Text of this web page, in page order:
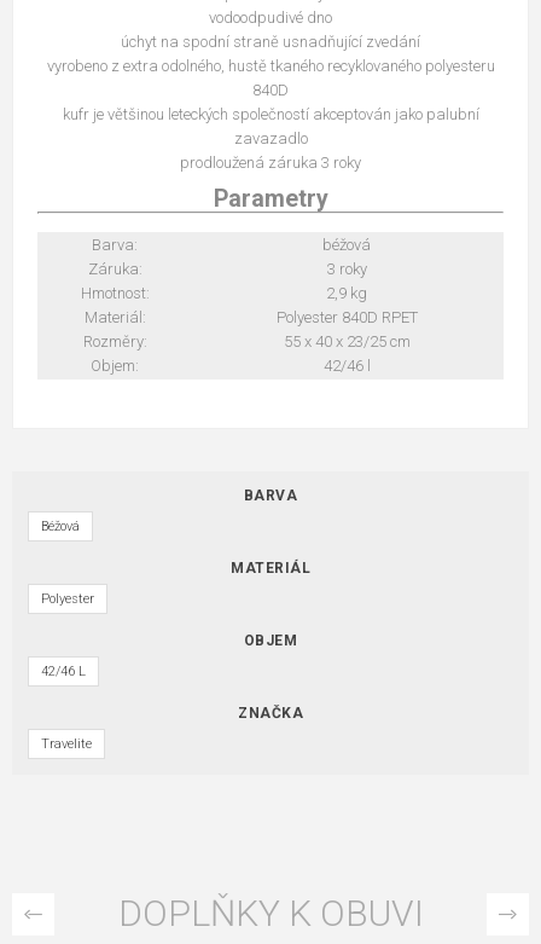
vodoodpudivé dno
úchyt na spodní straně usnadňující zvedání
vyrobeno z extra odolného, hustě tkaného recyklovaného polyesteru
840D
kufr je většinou leteckých společností akceptován jako palubní
zavazadlo
prodloužená záruka 3 roky
Parametry
Barva:
béžová
Záruka:
3 roky
Hmotnost:
2,9 kg
Materiál:
Polyester 840D RPET
Rozměry:
55 x 40 x 23/25 cm
Objem:
42/46 l
BARVA
Béžová
MATERIÁL
Polyester
OBJEM
42/46 L
ZNAČKA
Travelite
DOPLŇKY K OBUVI